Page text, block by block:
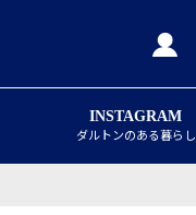
INSTAGRAM
ダルトンのある暮らし